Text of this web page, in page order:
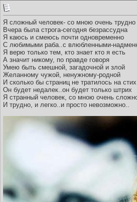
Я сложный человек- со мною очень трудно
Вчера была строга-сегодня безрассудна
Я каюсь и смеюсь почти одновременно
С любимыми раба..с влюбленными-
Я верю только тем, кто знает кто я есть
А значит никому, по правде говоря
Умею быть смешной, загадочной и злой
Желанному чужой, ненужному-родной
И сколько бы страниц не тратилось на стих
Он будет недалек..он будет только штрих
Я странный человек, со мною очень
И трудно, и легко..и просто невозможно..